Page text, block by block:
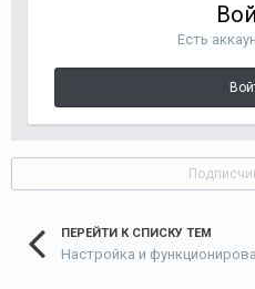
Есть
ПЕРЕЙТИ К СПИСКУ ТЕМ
Настройка и